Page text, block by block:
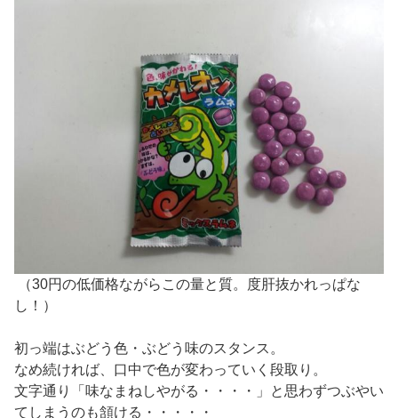
（30円の低価格ながらこの量と質。度肝抜かれっぱな
し！）
初っ端はぶどう色・ぶどう味のスタンス。
なめ続ければ、口中で色が変わっていく段取り。
文字通り「味なまねしやがる・・・・」と思わずつぶやい
てしまうのも頷ける・・・・・